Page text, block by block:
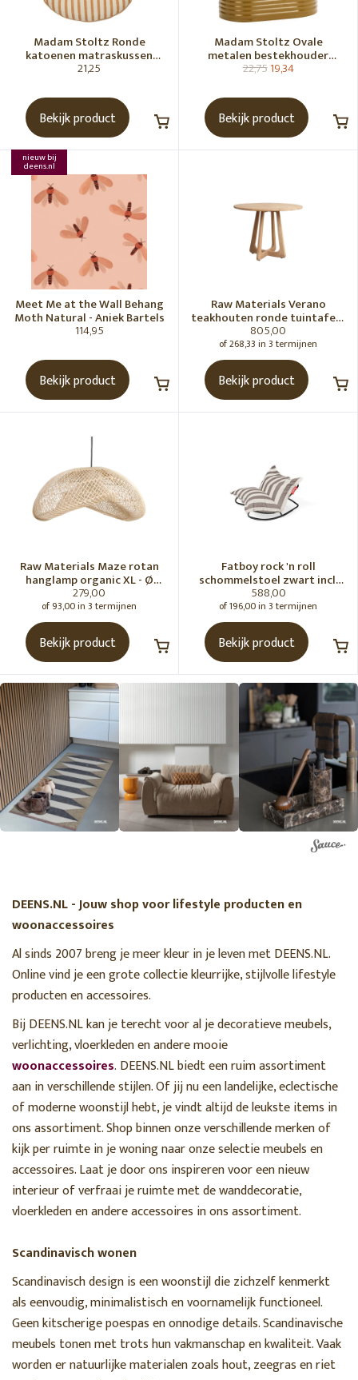
Madam Stoltz Ronde
katoenen matraskussen
Gebroken wit, donkere
21,25
Bekijk product
Madam Stoltz Ovale
metalen bestekhouder
Tapenade
22,7519,34
Bekijk product
nieuw bij
deens.nl
Meet Me at the Wall Behang
Moth Natural - Aniek Bartels
114,95
Bekijk product
Raw Materials Verano
teakhouten ronde tuintafel -
Ø100 cm
805,00
of 268,33 in 3 termijnen
Bekijk product
Raw Materials Maze rotan
hanglamp organic XL - Ø
75x31 cm
279,00
of 93,00 in 3 termijnen
Bekijk product
Fatboy rock 'n roll
schommelstoel zwart incl.
original Outdoor zitzak
Stripe Cacao
588,00
of 196,00 in 3 termijnen
Bekijk product
DEENS.NL - Jouw shop voor lifestyle producten en
woonaccessoires
Al sinds 2007 breng je meer kleur in je leven met DEENS.NL.
Online vind je een grote collectie kleurrijke, stijlvolle lifestyle
producten en accessoires.
Bij DEENS.NL kan je terecht voor al je decoratieve meubels,
verlichting, vloerkleden en andere mooie
woonaccessoires. DEENS.NL biedt een ruim assortiment
aan in verschillende stijlen. Of jij nu een landelijke, eclectische
of moderne woonstijl hebt, je vindt altijd de leukste items in
ons assortiment. Shop binnen onze verschillende merken of
kijk per ruimte in je woning naar onze selectie meubels en
accessoires. Laat je door ons inspireren voor een nieuw
interieur of verfraai je ruimte met de wanddecoratie,
vloerkleden en andere accessoires in ons assortiment.
Scandinavisch wonen
Scandinavisch design is een woonstijl die zichzelf kenmerkt
als eenvoudig, minimalistisch en voornamelijk functioneel.
Geen kitscherige poespas en onnodige details. Scandinavische
meubels tonen met trots hun vakmanschap en kwaliteit. Vaak
worden er natuurlijke materialen zoals hout, zeegras en riet